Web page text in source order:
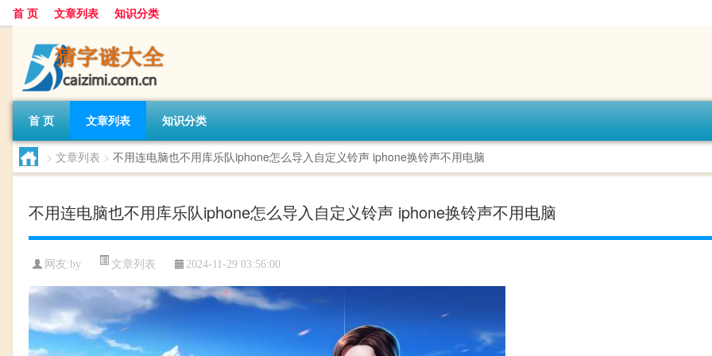
首 页 文章列表 知识分类
首 页 文章列表 知识分类
> 文章列表 > 不用连电脑也不用库乐队iphone怎么导入自定义铃声 iphone换铃声不用电脑
不用连电脑也不用库乐队iphone怎么导入自定义铃声 iphone换铃声不用电脑
网友:by 文章列表 2024-11-29 03:56:00